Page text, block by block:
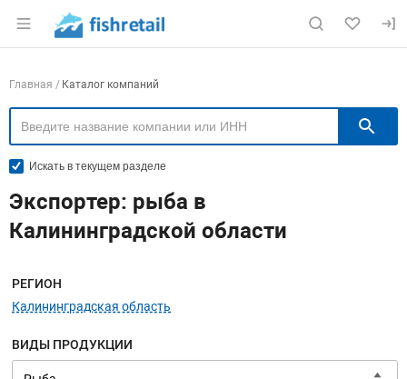
Раздел навигации по сайту fishretail.ru
Навигация по компаниям
Главная Каталог компаний
Искать в текущем разделе
Экспортер: рыба в
Калининградской области
Меню навигации
РЕГИОН
Калининградская область
ВИДЫ ПРОДУКЦИИ